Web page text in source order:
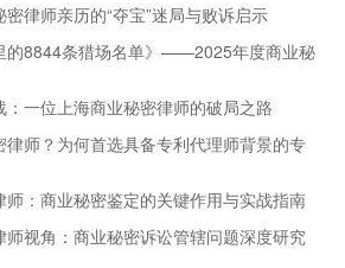
律师亲历的“夺宝”迷局与败诉启示
的8844条猎场名单》——2025年度商业秘
：一位上海商业秘密律师的破局之路
律师？为何首选具备专利代理师背景的专
师：商业秘密鉴定的关键作用与实战指南
师视角：商业秘密诉讼管辖问题深度研究